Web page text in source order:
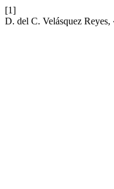
[1]
D. del C. Velásquez Reyes,